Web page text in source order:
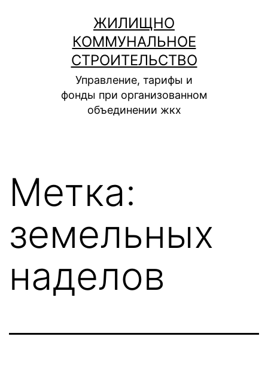
содержимому
ЖИЛИЩНО
КОММУНАЛЬНОЕ
СТРОИТЕЛЬСТВО
Управление, тарифы и
фонды при организованном
объединении жкх
Метка:
земельных
наделов